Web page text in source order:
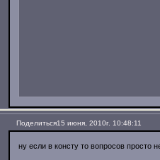
Поделиться15 июня, 2010г. 10:48:11
ну если в консту то вопросов просто